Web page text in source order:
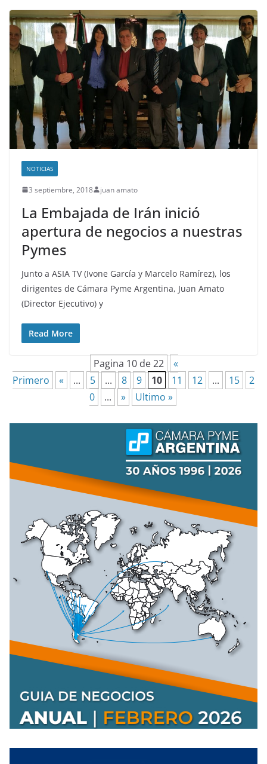
NOTICIAS
3 septiembre, 2018 juan amato
La Embajada de Irán inició
apertura de negocios a nuestras
Pymes
Junto a ASIA TV (Ivone García y Marcelo Ramírez), los
dirigentes de Cámara Pyme Argentina, Juan Amato
(Director Ejecutivo) y
Read More
Pagina 10 de 22
«
Primero
« ... 5 ... 8 9 10 11 12 ... 15
2
0
... » Ultimo »